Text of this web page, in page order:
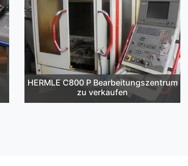
HERMLE C800 P Bearbeitungszentrum
zu verkaufen